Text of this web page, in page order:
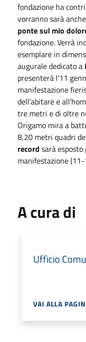
fondazione ha
vorranno sarà
ponte sul mio
fondazione. Verrà
esemplare in
augurale dedicato a
presenterà l'11
manifestazione
dell’abitare e
tre metri e di oltre
Origamo mira a
8,20 metri quadri
record sarà
manifestazione
A cura di
Ufficio
VAI ALLA